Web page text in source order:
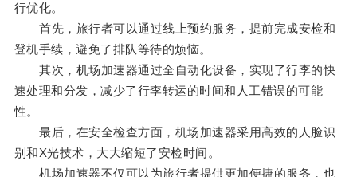
行优化。
首先，旅行者可以通过线上预约服务，提前完成安检和
登机手续，避免了排队等待的烦恼。
其次，机场加速器通过全自动化设备，实现了行李的快
速处理和分发，减少了行李转运的时间和人工错误的可能
性。
最后，在安全检查方面，机场加速器采用高效的人脸识
别和X光技术，大大缩短了安检时间。
机场加速器不仅可以为旅行者提供更加便捷的服务，也